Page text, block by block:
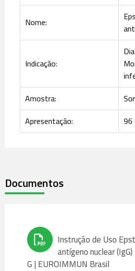
Nome:
Indicação:
Amostra:
Apresentação:
96
Documentos
Instrução de Uso
antígeno nuclear
G | EUROIMMUN Brasil